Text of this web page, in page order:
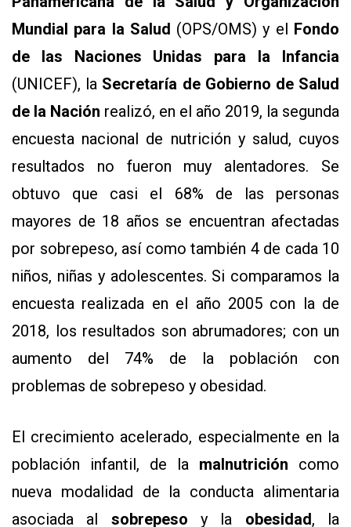
MAPA
DEL
SITIO
QUIENES
Mundial para la Salud (OPS/OMS) y el Fondo
de las Naciones Unidas para la Infancia
(UNICEF), la Secretaría de Gobierno de Salud
de la Nación realizó, en el año 2019, la segunda
encuesta nacional de nutrición y salud, cuyos
resultados no fueron muy alentadores. Se
obtuvo que casi el 68% de las personas
mayores de 18 años se encuentran afectadas
por sobrepeso, así como también 4 de cada 10
niños, niñas y adolescentes. Si comparamos la
encuesta realizada en el año 2005 con la de
2018, los resultados son abrumadores; con un
aumento del 74% de la población con
problemas de sobrepeso y obesidad.
El crecimiento acelerado, especialmente en la
población infantil, de la malnutrición como
nueva modalidad de la conducta alimentaria
asociada al sobrepesoy la obesidad, la